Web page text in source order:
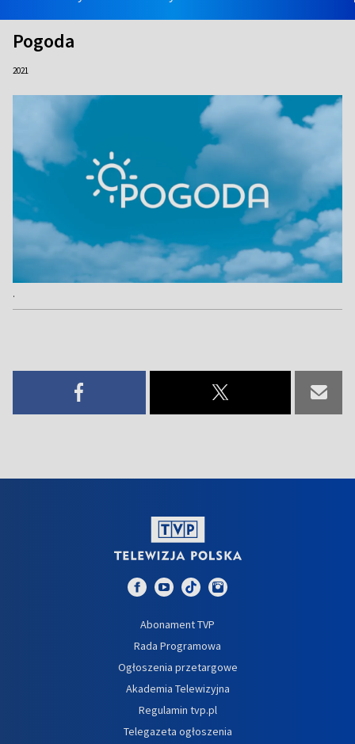
Pogoda
2021
.
Abonament TVP
Rada Programowa
Ogłoszenia przetargowe
Akademia Telewizyjna
Regulamin tvp.pl
Telegazeta ogłoszenia